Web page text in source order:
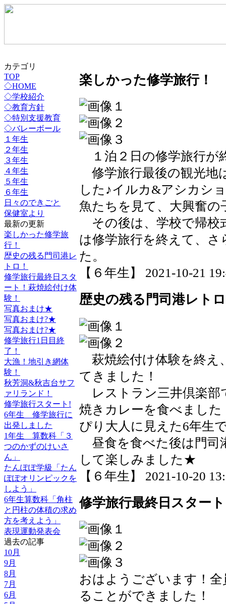
カテゴリ
TOP
◇HOME
◇学校紹介
◇教育方針
◇特別支援教育
◇バレーボール
１年生
２年生
３年生
４年生
５年生
６年生
日々のできごと
保健室より
最新の更新
楽しかった修学旅
行！
歴史の残る門司港レ
トロ！
修学旅行最終日スタ
ート！萩焼絵付け体
験！
写真おまけ★
写真おまけ?★
写真おまけ?★
修学旅行1日目終
了！
大漁！地引き網体
験！
秋芳洞&秋吉台サフ
ァリランド！
修学旅行スタート!
6年生 修学旅行に
出発しました
1年生 算数科「３
つのかずのけいさ
ん」
たんぽぽ学級「たん
ぽぽオリンピックを
しよう」
6年生算数科「角柱
と円柱の体積の求め
方を考えよう」
表現運動発表会
過去の記事
10月
9月
8月
7月
6月
楽しかった修学旅行！
１泊２日の修学旅行が
修学旅行最後の観光地
した♪イルカ&アシカシ
魚たちを見て、大興奮
その後は、学校で帰校
は修学旅行を終えて、
た。
【６年生】 2021-10-21
歴史の残る門司港レト
萩焼絵付け体験を終え
てきました！
レストラン三井倶楽部
焼きカレーを食べまし
ぴり大人に見えた6年生
昼食を食べた後は門司
して楽しみました★
【６年生】 2021-10-20
修学旅行最終日スター
おはようございます！
ることができました！